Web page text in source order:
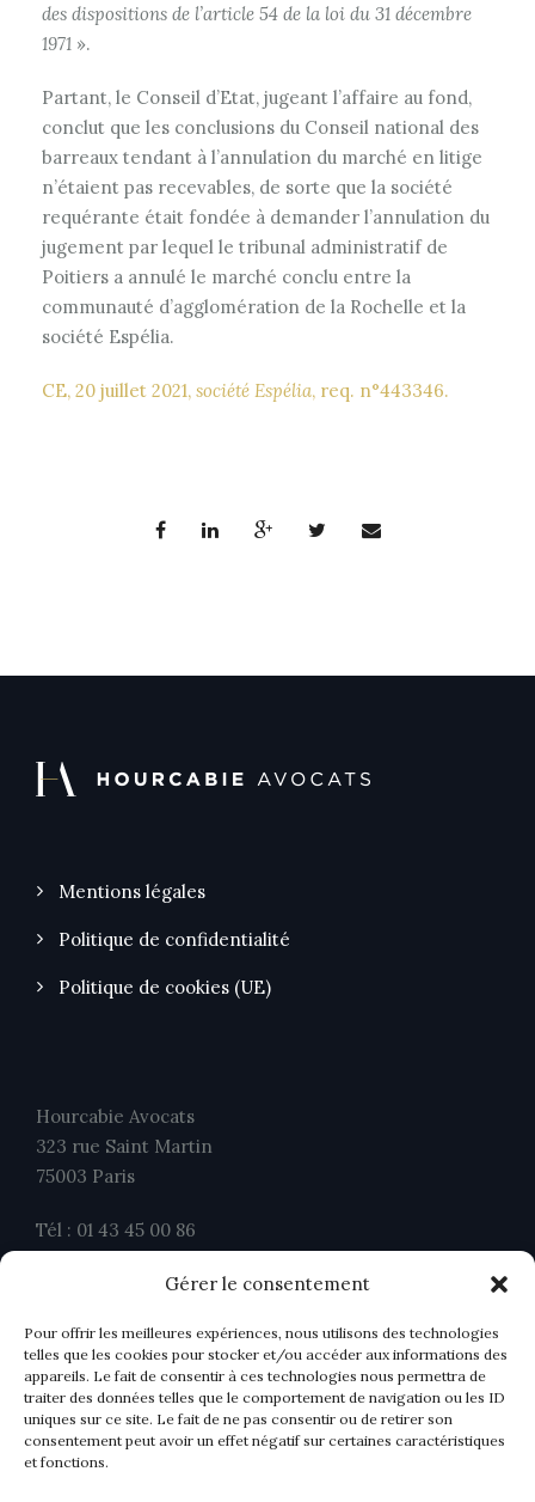
Gérer le consentement
Pour offrir les meilleures expériences, nous utilisons des technologies
telles que les cookies pour stocker et/ou accéder aux informations des
appareils. Le fait de consentir à ces technologies nous permettra de
traiter des données telles que le comportement de navigation ou les ID
uniques sur ce site. Le fait de ne pas consentir ou de retirer son
consentement peut avoir un effet négatif sur certaines caractéristiques
et fonctions.
des dispositions de l’article 54 de la loi du 31 décembre
1971 ».
Partant, le Conseil d’Etat, jugeant l’affaire au fond,
conclut que les conclusions du Conseil national des
barreaux tendant à l’annulation du marché en litige
n’étaient pas recevables, de sorte que la société
requérante était fondée à demander l’annulation du
jugement par lequel le tribunal administratif de
Poitiers a annulé le marché conclu entre la
communauté d’agglomération de la Rochelle et la
société Espélia.
CE, 20 juillet 2021, société Espélia, req. n°443346.
Mentions légales
Politique de confidentialité
Politique de cookies (UE)
Hourcabie Avocats
323 rue Saint Martin
75003 Paris
Tél : 01 43 45 00 86
contact@ahavocats.fr